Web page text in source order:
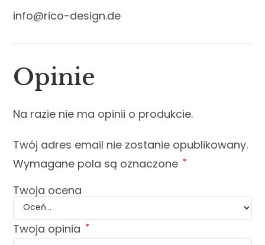
info@rico-design.de
Opinie
Na razie nie ma opinii o produkcie.
Twój adres email nie zostanie opublikowany.
Wymagane pola są oznaczone *
Twoja ocena
Twoja opinia *